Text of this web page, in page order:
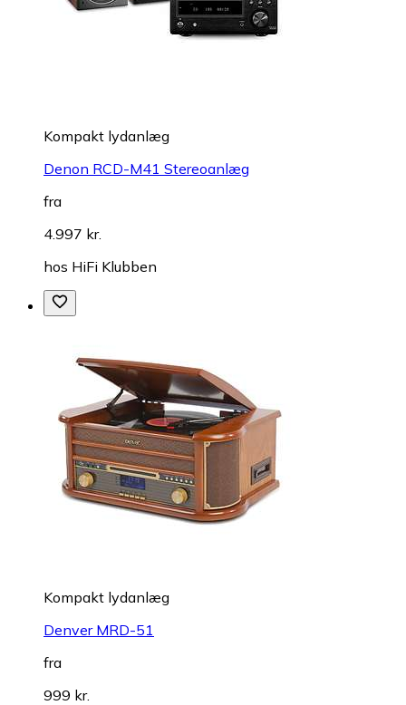
Kompakt lydanlæg
Denon RCD-M41 Stereoanlæg
fra
4.997 kr.
hos HiFi Klubben
Kompakt lydanlæg
Denver MRD-51
fra
999 kr.